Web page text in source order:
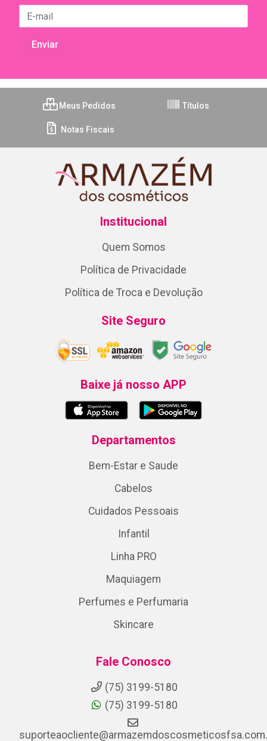
Meus Pedidos Títulos
Notas Fiscais
Institucional
Quem Somos
Política de Privacidade
Política de Troca e Devolução
Site Seguro
Baixe já nosso APP
Departamentos
Bem-Estar e Saude
Cabelos
Cuidados Pessoais
Infantil
Linha PRO
Maquiagem
Perfumes e Perfumaria
Skincare
Fale Conosco
(75) 3199-5180
(75) 3199-5180